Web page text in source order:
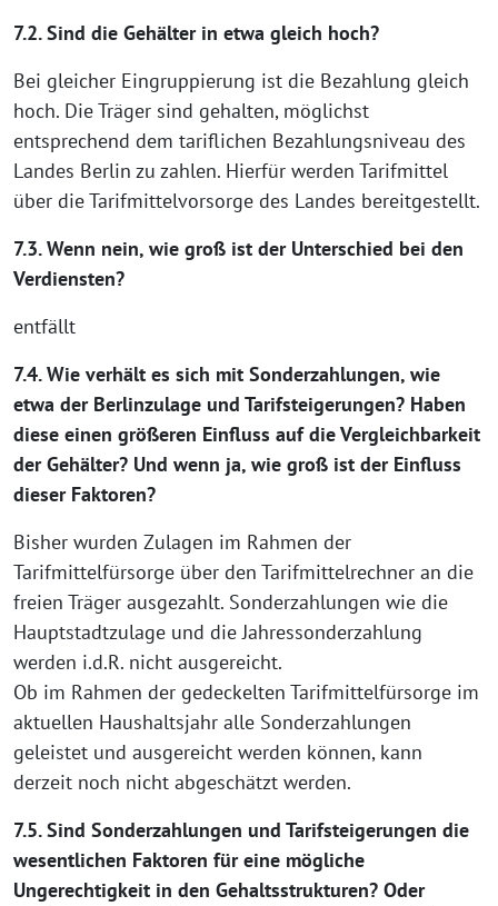
7.2. Sind die Gehälter in etwa gleich hoch?
Bei gleicher Eingruppierung ist die Bezahlung gleich
hoch. Die Träger sind gehalten, möglichst
entsprechend dem tariflichen Bezahlungsniveau des
Landes Berlin zu zahlen. Hierfür werden Tarifmittel
über die Tarifmittelvorsorge des Landes bereitgestellt.
7.3. Wenn nein, wie groß ist der Unterschied bei den
Verdiensten?
entfällt
7.4. Wie verhält es sich mit Sonderzahlungen, wie
etwa der Berlinzulage und Tarifsteigerungen? Haben
diese einen größeren Einfluss auf die Vergleichbarkeit
der Gehälter? Und wenn ja, wie groß ist der Einfluss
dieser Faktoren?
Bisher wurden Zulagen im Rahmen der
Tarifmittelfürsorge über den Tarifmittelrechner an die
freien Träger ausgezahlt. Sonderzahlungen wie die
Hauptstadtzulage und die Jahressonderzahlung
werden i.d.R. nicht ausgereicht.
Ob im Rahmen der gedeckelten Tarifmittelfürsorge im
aktuellen Haushaltsjahr alle Sonderzahlungen
geleistet und ausgereicht werden können, kann
derzeit noch nicht abgeschätzt werden.
7.5. Sind Sonderzahlungen und Tarifsteigerungen die
wesentlichen Faktoren für eine mögliche
Ungerechtigkeit in den Gehaltsstrukturen? Oder